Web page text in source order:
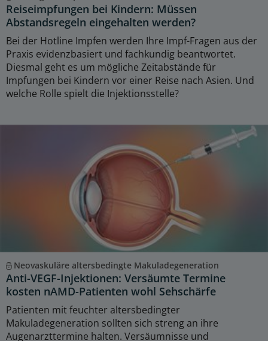
Reiseimpfungen bei Kindern: Müssen
Abstandsregeln eingehalten werden?
Bei der Hotline Impfen werden Ihre Impf-Fragen aus der
Praxis evidenzbasiert und fachkundig beantwortet.
Diesmal geht es um mögliche Zeitabstände für
Impfungen bei Kindern vor einer Reise nach Asien. Und
welche Rolle spielt die Injektionsstelle?
Neovaskuläre altersbedingte Makuladegeneration
Anti-VEGF-Injektionen: Versäumte Termine
kosten nAMD-Patienten wohl Sehschärfe
Patienten mit feuchter altersbedingter
Makuladegeneration sollten sich streng an ihre
Augenarzttermine halten. Versäumnisse und